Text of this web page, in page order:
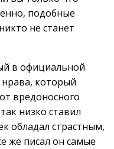
подобные
не станет
в официальной
нрава, который
вредоносного
низко ставил
обладал страстным,
же писал он самые